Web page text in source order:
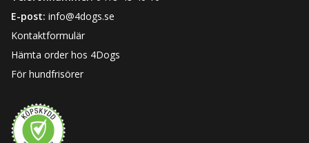
E-post: info@4dogs.se
Kontaktformulär
Hämta order hos 4Dogs
För hundfrisörer